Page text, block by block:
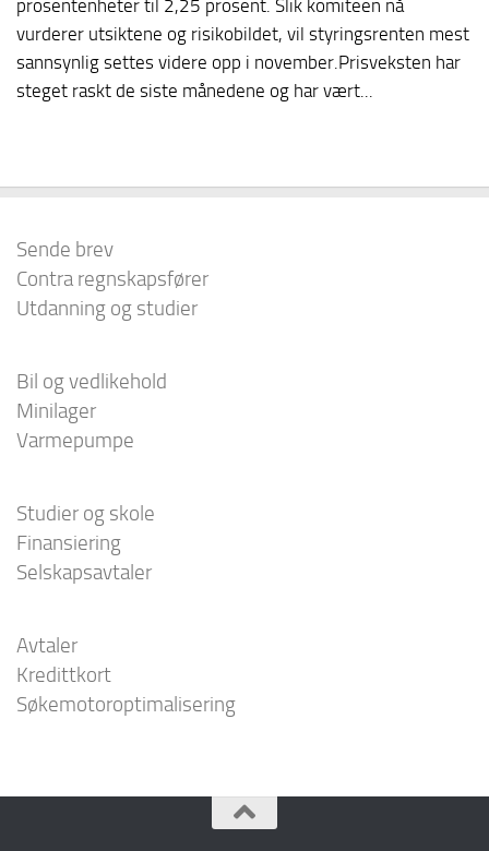
prosentenheter til 2,25 prosent. Slik komiteen nå
vurderer utsiktene og risikobildet, vil styringsrenten mest
sannsynlig settes videre opp i november.Prisveksten har
steget raskt de siste månedene og har vært...
Sende brev
Contra regnskapsfører
Utdanning og studier
Bil og vedlikehold
Minilager
Varmepumpe
Studier og skole
Finansiering
Selskapsavtaler
Avtaler
Kredittkort
Søkemotoroptimalisering